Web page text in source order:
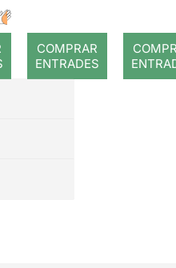
COMPRAR
ENTRADES
”